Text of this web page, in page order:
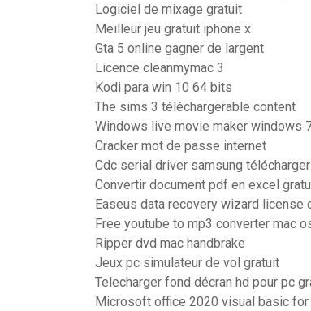
Logiciel de mixage gratuit
Meilleur jeu gratuit iphone x
Gta 5 online gagner de largent
Licence cleanmymac 3
Kodi para win 10 64 bits
The sims 3 téléchargerable content
Windows live movie maker windows
Cracker mot de passe internet
Cdc serial driver samsung télécharger
Convertir document pdf en excel
Easeus data recovery wizard license
Free youtube to mp3 converter mac
Ripper dvd mac handbrake
Jeux pc simulateur de vol gratuit
Telecharger fond décran hd pour pc
Microsoft office 2020 visual basic